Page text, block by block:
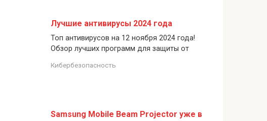
Лучшие антивирусы 2024 года
Топ антивирусов на 12 ноября 2024 года!
Обзор лучших программ для защиты от
Кибербезопасность
Samsung Mobile Beam Projector уже в